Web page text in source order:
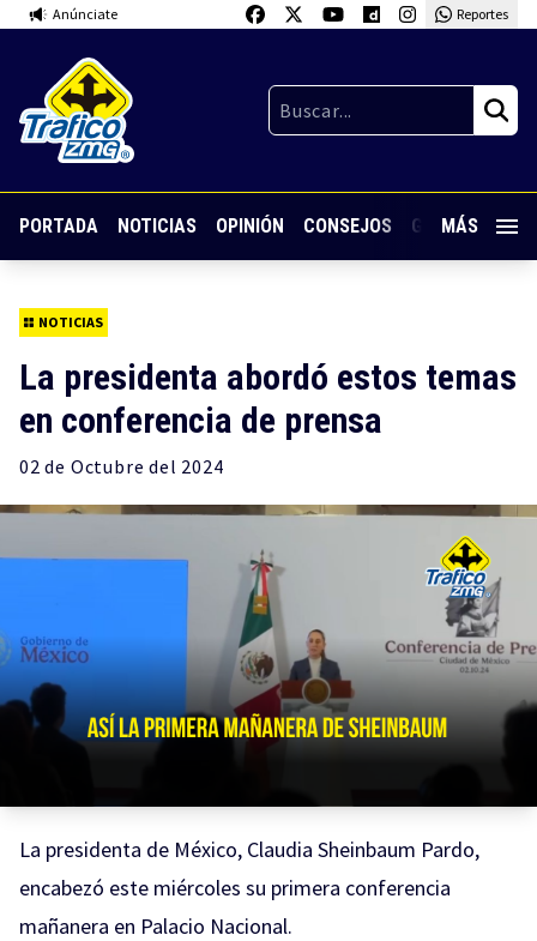
Anúnciate Reportes
PORTADA NOTICIAS OPINIÓN CONSEJOS GUARDIA
MÁS
NOTICIAS
La presidenta abordó estos temas
en conferencia de prensa
02 de Octubre del 2024
La presidenta de México, Claudia Sheinbaum Pardo,
encabezó este miércoles su primera conferencia
mañanera en Palacio Nacional.